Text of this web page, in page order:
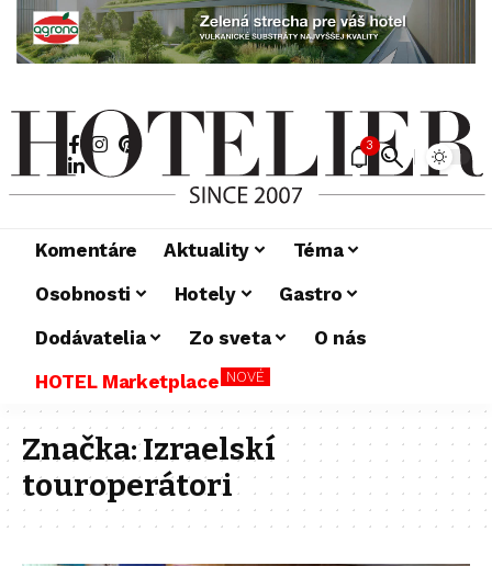
3
Komentáre Aktuality
Téma
Osobnosti
Hotely
Gastro
Dodávatelia
Zo sveta
O nás
HOTEL Marketplace NOVÉ
Značka:Izraelskí
touroperátori